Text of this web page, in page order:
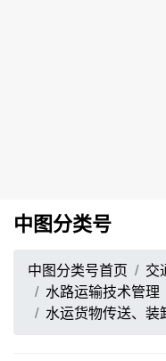
中图分类号
中图分类号首页 交
水路运输技术管理
水运货物传送、装